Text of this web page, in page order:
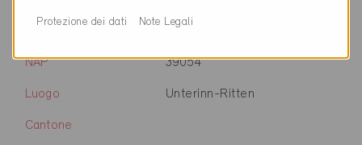
FINSTRAL AG
NAP 39054
Luogo Unterinn-Ritten
Cantone
Protezione dei dati Note Legali